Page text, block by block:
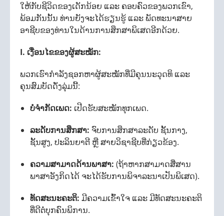
ໃຫ້ກັບຊີວິດຂອງເດັກນ້ອຍ ແລະ ຄອບຄົວຂອງພວກເຂົາ,
ພ້ອມກັນນັ້ນ ທ່ານຍັງຈະໄດ້ຮຽນຮູ້ ແລະ ພັດທະນາສາຍ
ອາຊີບຂອງທ່ານໃນດ້ານການສຶກສາພິເສດອີກດ້ວຍ.
I. ເງື່ອນໄຂຂອງຜູ້ສະໝັກ:
ພວກເຮົາກຳລັງຊອກຫາຜູ້ສະໝັກທີ່ມີຄຸນນະວຸດທິ ແລະ
ຄຸນສົມບັດດັ່ງລຸ່ມນີ້:
ບໍ່ຈຳກັດເພດ: ເປີດຮັບສະໝັກທຸກເພດ.
ລະດັບການສຶກສາ: ຈົບການສຶກສາລະດັບ ຊັ້ນກາງ,
ຊັ້ນສູງ, ປະລິນຍາຕີ ຫຼື ສາຍວິຊາຊີບທີ່ກ່ຽວຂ້ອງ.
ຄວາມສາມາດດ້ານພາສາ: (ຖ້າຫາກສາມາດສື່ສານ
ພາສາອັງກິດໄດ້ ຈະໄດ້ຮັບການພິຈາລະນາເປັນພິເສດ).
ທັດສະນະຄະຕິ: ມີຄວາມເຂົ້າໃຈ ແລະ ມີທັດສະນະຄະຕິ
ທີ່ດີຕໍ່ບຸກຄົນພິການ.